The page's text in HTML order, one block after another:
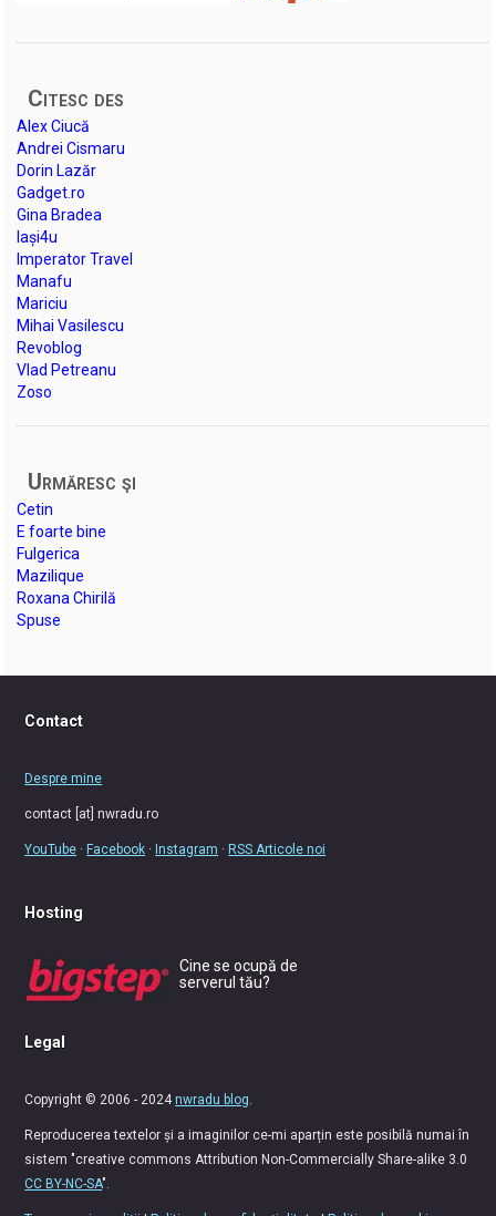
Citesc des
Alex Ciucă
Andrei Cismaru
Dorin Lazăr
Gadget.ro
Gina Bradea
Iași4u
Imperator Travel
Manafu
Mariciu
Mihai Vasilescu
Revoblog
Vlad Petreanu
Zoso
Urmăresc şi
Cetin
E foarte bine
Fulgerica
Mazilique
Roxana Chirilă
Spuse
Contact
Despre mine
contact [at] nwradu.ro
YouTube · Facebook · Instagram · RSS Articole noi
Hosting
Cine se ocupă de
serverul tău?
Legal
Copyright © 2006 - 2024nwradu blog.
Reproducerea textelor și a imaginilor ce-mi aparțin este posibilă numai în
sistem "creative commons Attribution Non-Commercially Share-alike 3.0
CC BY-NC-SA".